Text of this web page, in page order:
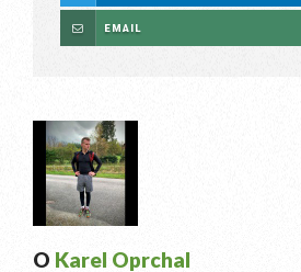
EMAIL
O Karel Oprchal